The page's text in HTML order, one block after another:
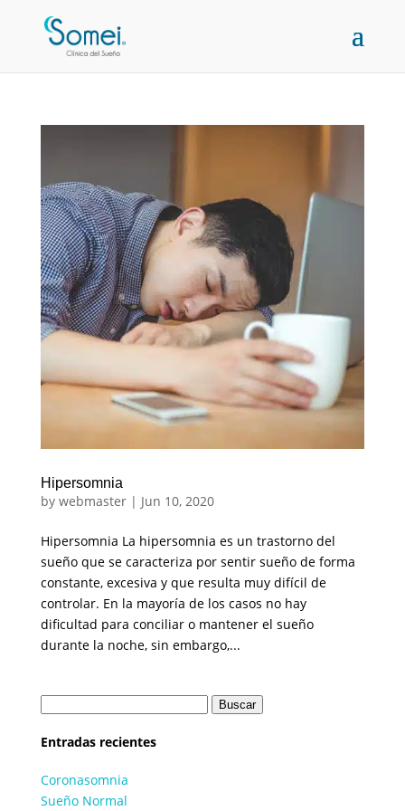
Hipersomnia
by webmaster| Jun 10, 2020
Hipersomnia La hipersomnia es un trastorno del
sueño que se caracteriza por sentir sueño de forma
constante, excesiva y que resulta muy difícil de
controlar. En la mayoría de los casos no hay
dificultad para conciliar o mantener el sueño
durante la noche, sin embargo,...
Entradas recientes
Coronasomnia
Sueño Normal